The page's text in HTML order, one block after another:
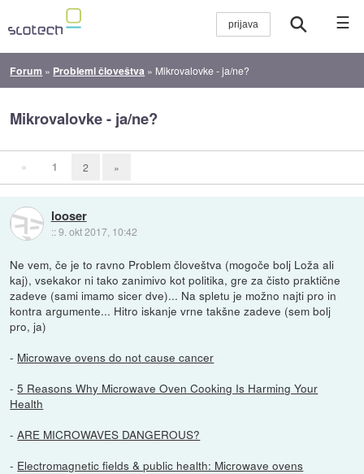
☰
Forum » Problemi človeštva » Mikrovalovke - ja/ne?
Mikrovalovke - ja/ne?
« 1 2 »
looser
::9. okt 2017, 10:42
Ne vem, če je to ravno Problem človeštva (mogoče bolj Loža ali
kaj), vsekakor ni tako zanimivo kot politika, gre za čisto praktične
zadeve (sami imamo sicer dve)... Na spletu je možno najti pro in
kontra argumente... Hitro iskanje vrne takšne zadeve (sem bolj
pro, ja)
- Microwave ovens do not cause cancer
-5 Reasons Why Microwave Oven Cooking Is Harming Your
Health
-ARE MICROWAVES DANGEROUS?
- Electromagnetic fields & public health: Microwave ovens